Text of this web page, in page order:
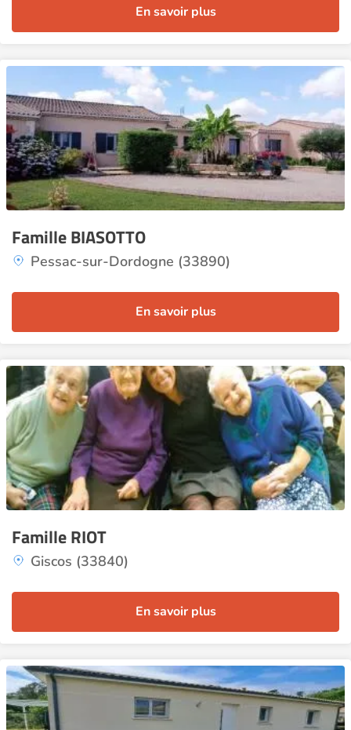
En savoir plus
Famille BIASOTTO
Pessac-sur-Dordogne (33890)
En savoir plus
Famille RIOT
Giscos (33840)
En savoir plus